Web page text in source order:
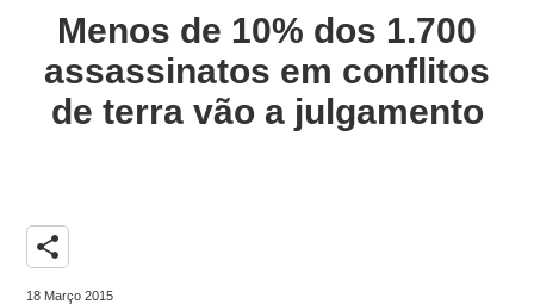
Menos de 10% dos 1.700
assassinatos em conflitos
de terra vão a julgamento
share
18 Março 2015